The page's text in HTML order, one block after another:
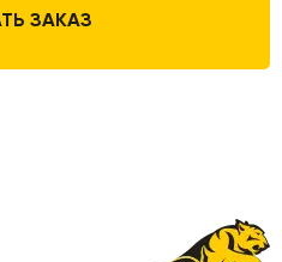
ЗАКАЗ